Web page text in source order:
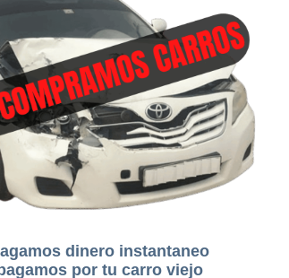
dinero instantaneo
por tu carro viejo